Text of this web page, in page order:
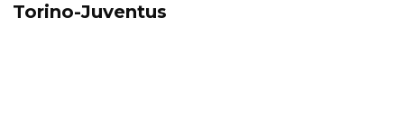
Torino-Juventus